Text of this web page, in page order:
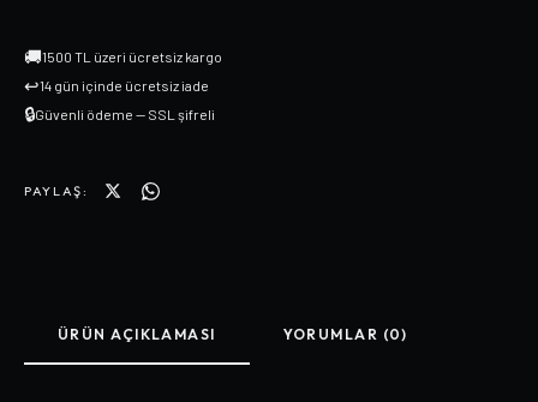
🚚1500 TL üzeri ücretsiz kargo
↩14 gün içinde ücretsiz iade
🔒Güvenli ödeme — SSL şifreli
PAYLAŞ:
ÜRÜN AÇIKLAMASI YORUMLAR (0)